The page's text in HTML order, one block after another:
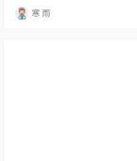
建站平台，WordPress官网无疑
的方案之一。 很多人提到
寒 雨